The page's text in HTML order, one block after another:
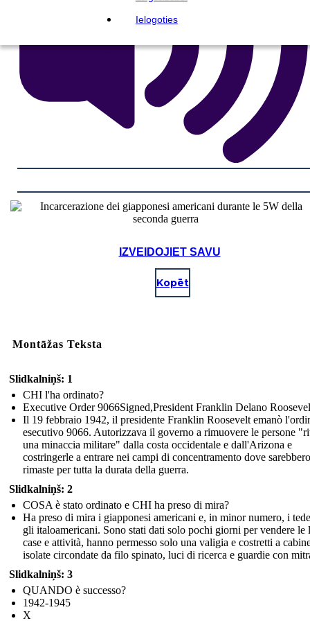
Ielogoties
IZVEIDOJIET SAVU
Kopēt
Montāžas Teksta
Slidkalniņš: 1
CHI l'ha ordinato?
Executive Order 9066Signed,President Franklin Delano
Il 19 febbraio 1942, il presidente Franklin Roosevelt emanò
esecutivo 9066. Autorizzava il governo a rimuovere le persone
una minaccia militare" dalla costa occidentale e dall'Arizona e
costringerle a entrare nei campi di concentramento dove sarebbero
rimaste per tutta la durata della guerra.
Slidkalniņš: 2
COSA è stato ordinato e CHI ha preso di mira?
Ha preso di mira i giapponesi americani e, in minor numero, i
gli italoamericani. Sono stati dati solo pochi giorni per vendere le
case e attività, hanno permesso solo una valigia e costretti a
isolate circondate da filo spinato, luci di ricerca e guardie con
Slidkalniņš: 3
QUANDO è successo?
1942-1945
X